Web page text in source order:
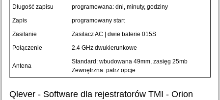
Długość zapisu
programowana: dni, minuty, godziny
Zapis
programowany start
Zasilanie
Zasilacz AC | dwie baterie 015S
Połączenie
2.4 GHz dwukierunkowe
Antena
Standard: wbudowana 49mm, zasięg 25mb
Zewnętrzna: patrz opcje
Qlever - Software dla rejestratorów TMI - Orion